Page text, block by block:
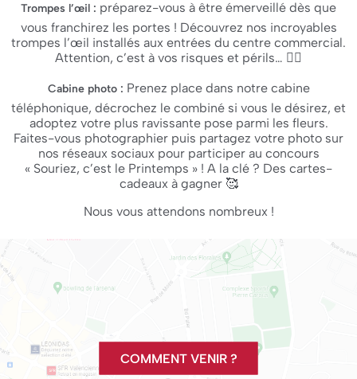
Trompes l’œil : préparez-vous à être émerveillé dès que
vous franchirez les portes ! Découvrez nos incroyables
trompes l’œil installés aux entrées du centre commercial.
Attention, c’est à vos risques et périls… 😵‍💫
Cabine photo : Prenez place dans notre cabine
téléphonique, décrochez le combiné si vous le désirez, et
adoptez votre plus ravissante pose parmi les fleurs.
Faites-vous photographier puis partagez votre photo sur
nos réseaux sociaux pour participer au concours
« Souriez, c’est le Printemps » ! A la clé ? Des cartes-
cadeaux à gagner 🥰
Nous vous attendons nombreux !
COMMENT VENIR ?